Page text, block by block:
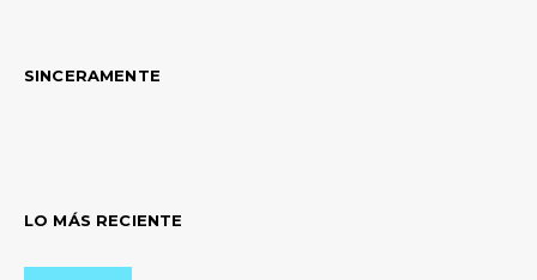
SINCERAMENTE
LO MÁS RECIENTE